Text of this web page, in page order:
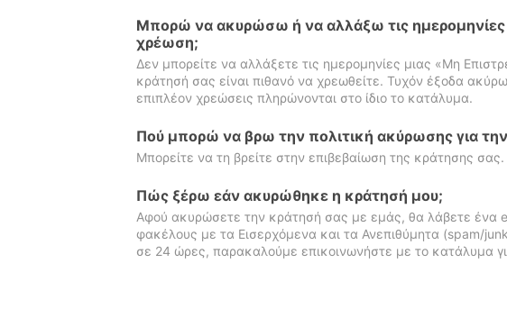
Μπορώ να ακυρώσω ή να αλλάξω τις
χρέωση;
Δεν μπορείτε να αλλάξετε τις ημερομηνίες μιας «Μη
κράτησή σας είναι πιθανό να χρεωθείτε. Τυχόν έξοδα
επιπλέον χρεώσεις πληρώνονται στο ίδιο το κατάλυμα.
Πού μπορώ να βρω την πολιτική ακύρωσης για
Μπορείτε να τη βρείτε στην επιβεβαίωση της κράτησης σας.
Πώς ξέρω εάν ακυρώθηκε η κράτησή μου;
Αφού ακυρώσετε την κράτησή σας με εμάς, θα λάβετε ένα
φακέλους με τα Εισερχόμενα και τα Ανεπιθύμητα (spam/
σε 24 ώρες, παρακαλούμε επικοινωνήστε με το κατάλυμα